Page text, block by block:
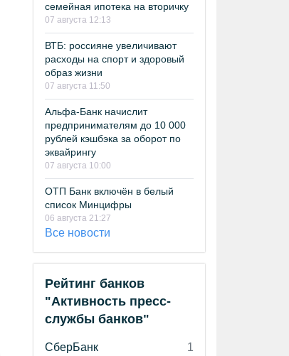
семейная ипотека на вторичку
07 августа 12:13
ВТБ: россияне увеличивают
расходы на спорт и здоровый
образ жизни
07 августа 11:50
Альфа-Банк начислит
предпринимателям до 10 000
рублей кэшбэка за оборот по
эквайрингу
07 августа 10:00
ОТП Банк включён в белый
список Минцифры
06 августа 21:27
Все новости
Рейтинг банков
"Активность пресс-
службы банков"
СберБанк
1